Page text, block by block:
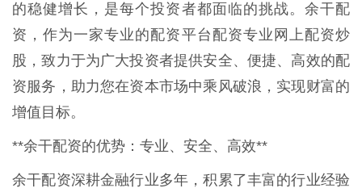
的稳健增长，是每个投资者都面临的挑战。余干配
资，作为一家专业的配资平台配资专业网上配资炒
股，致力于为广大投资者提供安全、便捷、高效的配
资服务，助力您在资本市场中乘风破浪，实现财富的
增值目标。
**余干配资的优势：专业、安全、高效**
余干配资深耕金融行业多年，积累了丰富的行业经验